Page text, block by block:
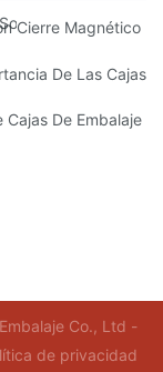
La Mejor Opción
Cierre Magnético
Productos De
De Las Cajas
De Cuidado
Cajas De Embalaje
Co., Ltd -
de privacidad